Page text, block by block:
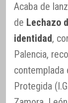
Acaba de
de Lechazo
identidad,
Palencia,
contemplada
Protegida